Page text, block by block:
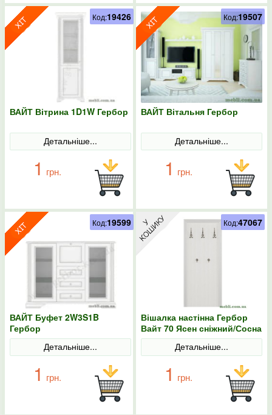
ВАЙТ Вітрина 1D1W Гербор
Детальніше...
1 грн.
Код:19426
ВАЙТ Вітальня Гербор
Детальніше...
1 грн.
Код:19507
ВАЙТ Буфет 2W3S1B
Гербор
Детальніше...
1 грн.
Код:19599
Вішалка настінна Гербор
Вайт 70 Ясен сніжний/Сосна
срібна
Детальніше...
1 грн.
Код:47067